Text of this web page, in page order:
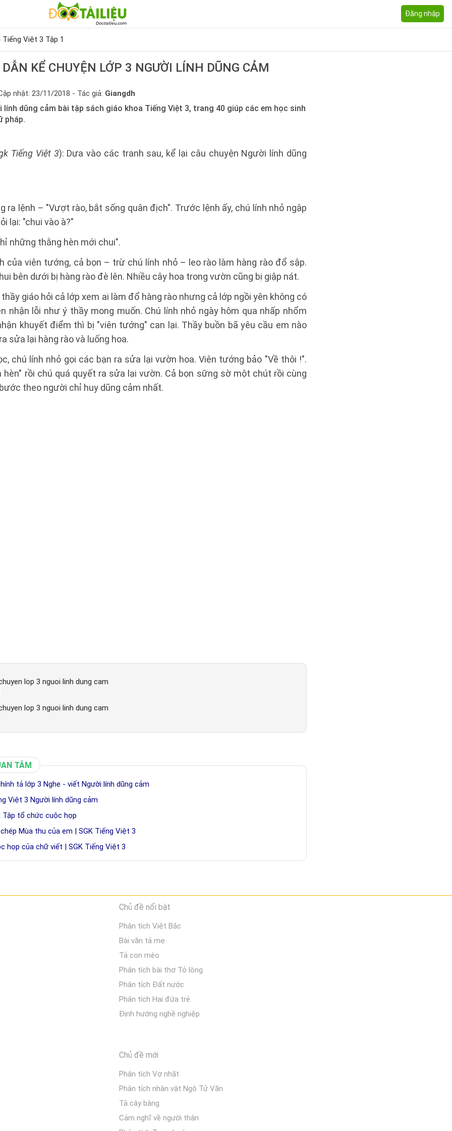
Đăng nhập
Tiếng Việt 3 Tập 1
KỂ CHUYỆN LỚP 3 NGƯỜI LÍNH DŨNG CẢM
nhật: 23/11/2018 - Tác giả: Giangdh
lính dũng cảm bài tập sách giáo khoa Tiếng Việt 3, trang 40 giúp các em học sinh
pháp.
Tiếng Việt 3): Dựa vào các tranh sau, kể lại câu chuyện Người lính dũng
ra lệnh – "Vượt rào, bắt sống quân địch". Trước lệnh ấy, chú lính nhỏ ngập
lại: "chui vào à?"
những thằng hèn mới chui".
của viên tướng, cả bọn – trừ chú lính nhỏ – leo rào làm hàng rào đổ sập.
bên dưới bị hàng rào đè lên. Nhiều cây hoa trong vườn cũng bị giập nát.
thầy giáo hỏi cả lớp xem ai làm đổ hàng rào nhưng cả lớp ngồi yên không có
nhận lỗi như ý thầy mong muốn. Chú lính nhỏ ngày hôm qua nhấp nhổm
khuyết điểm thì bị "viên tướng" can lại. Thầy buồn bã yêu cầu em nào
sửa lại hàng rào và luống hoa.
chú lính nhỏ gọi các bạn ra sửa lại vườn hoa. Viên tướng bảo "Về thôi !".
hèn" rồi chú quá quyết ra sửa lại vườn. Cả bọn sững sờ một chút rồi cùng
theo người chỉ huy dũng cảm nhất.
lop 3 nguoi linh dung cam
lop 3 nguoi linh dung cam
TÂM
tả lớp 3 Nghe - viết Người lính dũng cảm
Việt 3 Người lính dũng cảm
Tập tổ chức cuộc họp
Mùa thu của em | SGK Tiếng Việt 3
họp của chữ viết | SGK Tiếng Việt 3
Chủ đề nổi bật
Phân tích Việt Bắc
Bài văn tả mẹ
Tả con mèo
Phân tích bài thơ Tỏ lòng
Phân tích Đất nước
Phân tích Hai đứa trẻ
Định hướng nghề nghiệp
Chủ đề mới
Phân tích Vợ nhặt
Phân tích nhân vật Ngô Tử Văn
Tả cây bàng
Cảm nghĩ về người thân